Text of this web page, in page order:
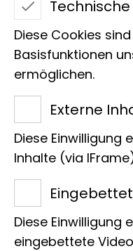
Knochen und
darzustellen.
Diese Cookies
Basisfunktionen
ermöglichen.
Externe
Diese Einwilligung
Inhalte (via
Diese Einwilligung
eingebettete